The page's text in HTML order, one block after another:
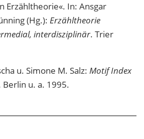
Erzähltheorie«. In: Ansgar
(Hg.): Erzähltheorie
interdisziplinär. Trier
u. Simone M. Salz: Motif Index
Berlin u. a. 1995.